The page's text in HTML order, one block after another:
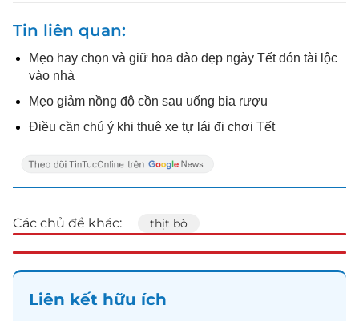
Tin liên quan
Mẹo hay chọn và giữ hoa đào đẹp ngày Tết đón tài lộc
vào nhà
Mẹo giảm nồng độ cồn sau uống bia rượu
Điều cần chú ý khi thuê xe tự lái đi chơi Tết
Các chủ đề khác: thịt bò
Liên kết hữu ích